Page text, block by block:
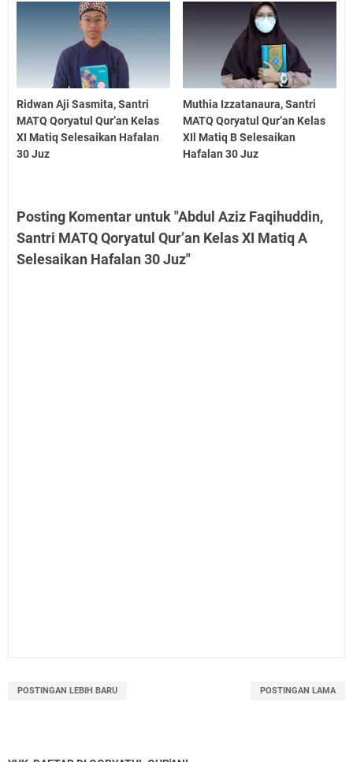
Ridwan Aji Sasmita, Santri
MATQ Qoryatul Qur’an Kelas
XI Matiq Selesaikan Hafalan
30 Juz
Muthia Izzatanaura, Santri
MATQ Qoryatul Qur’an Kelas
XIl Matiq B Selesaikan
Hafalan 30 Juz
Posting Komentar untuk "Abdul Aziz Faqihuddin,
Santri MATQ Qoryatul Qur’an Kelas XI Matiq A
Selesaikan Hafalan 30 Juz"
POSTINGAN LEBIH BARU POSTINGAN LAMA